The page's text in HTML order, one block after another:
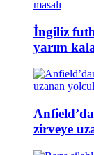
İngiliz
yarım
zirveye